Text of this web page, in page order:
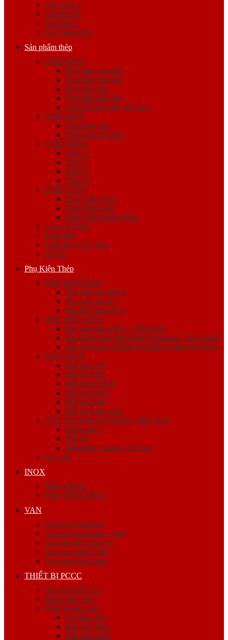
Giá Thép I
Giá thép H
Giá thép U
Giá Thép Hộp
Sản phẩm thép
THÉP ỐNG
Ống thép mạ kẽm
Ống thép hàn đen
Ống thép đúc
Ống thép siêu âm
Ống lốc theo đơn đặt hàng
THÉP HỘP
Thép hộp đen
Thép hộp mạ kẽm
THÉP HÌNH
Thép U
Thép I
Thép V
Thép H
THÉP TẤM
Thép Tấm Trơn
Thép Tấm Gân
Thép Tấm Nhập Khẩu
Cọc Cừ Thép
Thép Đặc
Thép Ray Cầu Trục
Xà Gồ
Phụ Kiện Thép
PHỤ KIỆN REN
Phụ kiện ren Mech
Phụ kiện ren K1
Phụ kiện ren giá rẻ
PHỤ KIỆN HÀN
Phụ kiện hàn FKK – Nhật Bản
Phụ Kiện Hàn Jinil bend (Dybend) – Hàn Quốc
Phụ kiện hàn SCH20 SCH40 SCH80 SCH160
MẶT BÍCH
Mặt bích JIS
Mặt bích BS
Mặt bích ANSI
Mặt bích DIN
Mặt bích mù
Mặt bích gia công
VẬT TƯ KHOAN NHỒI, SIÊU ÂM
Măng sông
Nắp bịt
Kẽm buộc, bulong, ốc viss
Cóc nối
INOX
ỐNG INOX
PHỤ KIỆN INOX
VAN
Van ren Minh Hòa
Van ren Giacomini – Italy
Van mặt bích Shin Yi
Van gang hàn Quốc
Van gang Đài Loan
THIẾT BỊ PCCC
Ống Thép PCCC
Bình chữa cháy
Thiết bị báo cháy
Còi báo cháy
Đầu báo khói
Đầu báo nhiệt